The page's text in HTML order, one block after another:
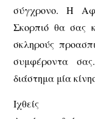
σύγχρονο. Η
Σκορπιό θα σας
σκληρούς
συμφέροντα
διάστημα μία
Ιχθείς